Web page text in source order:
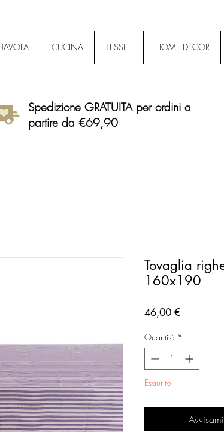
TAVOLA CUCINA TESSILE HOME DECOR
Spedizione GRATUITA per ordini a
partire da €69,90
Tovaglia
160x190
46,00 €Prezzo
Quantità *
Esaurito